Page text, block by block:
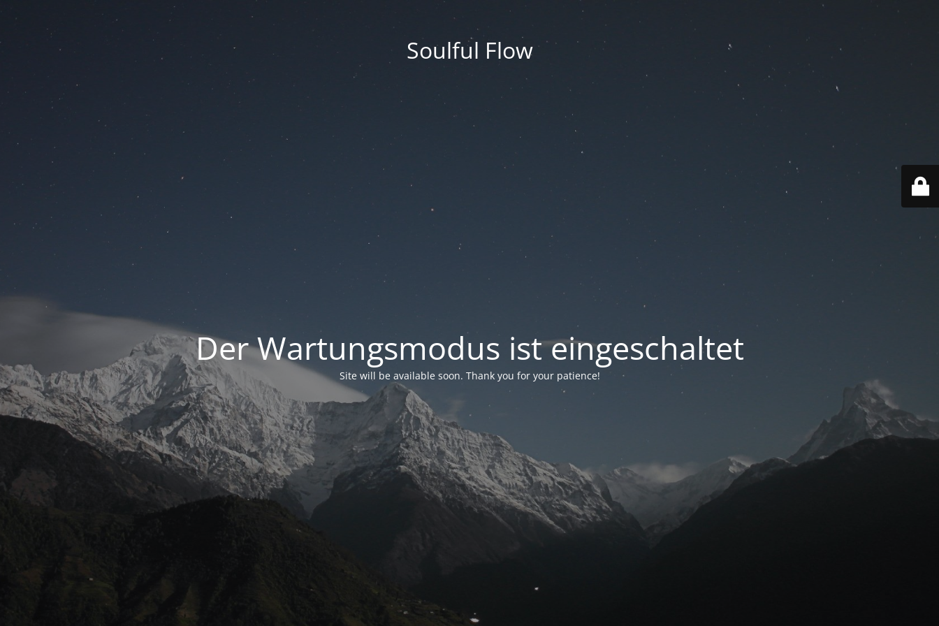
Soulful Flow
Der Wartungsmodus ist eingeschaltet
Site will be available soon. Thank you for your patience!